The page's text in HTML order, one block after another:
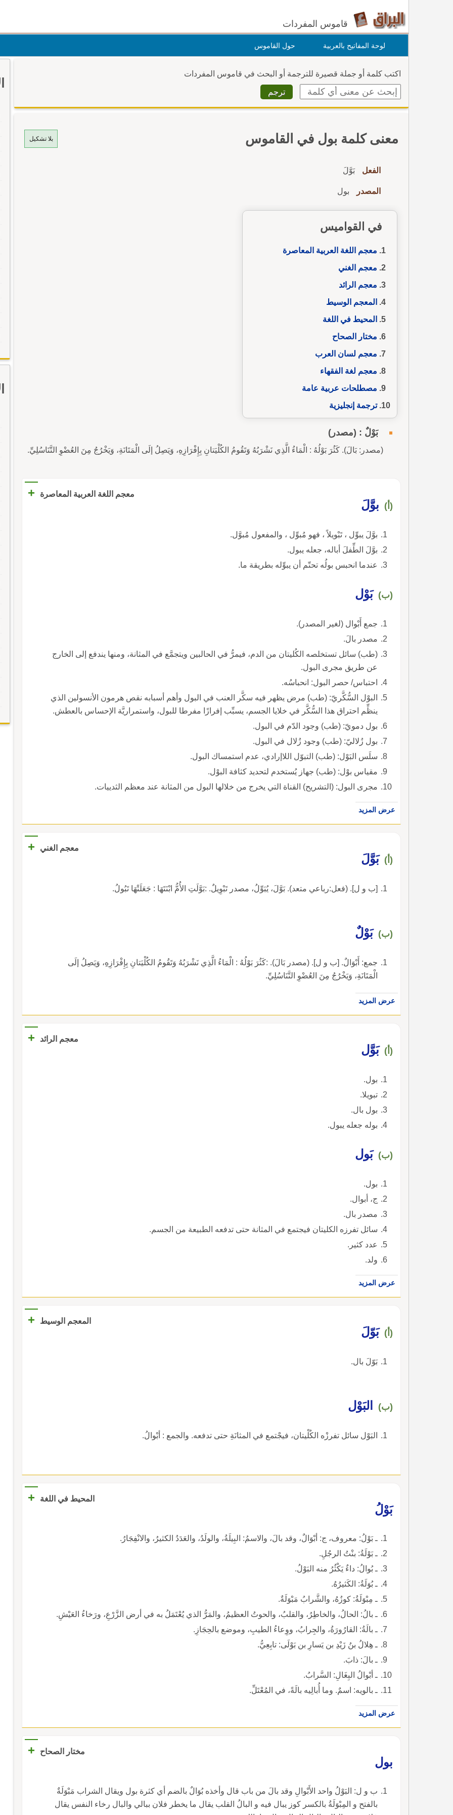
قاموس المفردات
لوحة المفاتيح بالعربية حول القاموس
اكتب كلمة أو جملة قصيرة للترجمة أو البحث في قاموس المفردات
بلا تشكيل معنى كلمة بول في القاموس
الفعل بَوَّلَ
المصدر بول
في القواميس
معجم اللغة العربية المعاصرة
معجم الغني
معجم الرائد
المعجم الوسيط
المحيط في اللغة
مختار الصحاح
معجم لسان العرب
معجم لغة الفقهاء
مصطلحات عربية عامة
ترجمة إنجليزية
بَوْلٌ : (مصدر)
(مصدر: بَالَ). كَثُرَ بَوْلُهُ : الْمَاءُ الَّذِي نَشْرَبُهُ وَتَقُومُ الكُلْيَتانِ بِإِفْرَازِهِ، وَيَصِلُ إلَى الْمَتَانَةِ، وَيَخْرُجُ مِنَ العُضْوِ التَّنَاسُلِيِّ.
معجم اللغة العربية المعاصرة +
(أ) بوَّلَ
بوَّلَ يبوِّل ، تَبْويلاً ، فهو مُبوِّل ، والمفعول مُبوَّل.
بوَّلَ الطِّفلَ أباله، جعله يبول.
عندما انحبس بولُه تحتّم أن يبوِّله بطريقة ما.
(ب) بَوْل
جمع أَبْوال (لغير المصدر).
مصدر بالَ.
(طب) سائل تستخلصه الكُليتان من الدم، فيمرُّ في الحالبين ويتجمَّع في المثانة، ومنها يندفع إلى الخارج
عن طريق مجرى البول.
احتباس/ حصر البول: انحباسُه.
البوْل السُّكَّريّ: (طب) مرض يظهر فيه سكَّر العنب في البول وأهم أسبابه نقص هرمون الأنسولين الذي
ينظِّم احتراق هذا السُّكَّر في خلايا الجسم، يسبِّب إفرازًا مفرطا للبول، واستمراريَّة الإحساس بالعطش.
بول دمويّ: (طب) وجود الدّم في البول.
بول زُلاليّ: (طب) وجود زُلال في البول.
سلَس البَوْل: (طب) التبوّل اللاإرادي، عدم استمساك البول.
مقياس بوْل: (طب) جهاز يُستخدم لتحديد كثافة البوْل.
مجرى البول: (التشريح) القناة التي يخرج من خلالها البول من المثانة عند معظم الثدييات.
عرض المزيد
معجم الغني +
(أ) بَوَّلَ
[ب و ل]. (فعل:رباعي متعد). بَوَّلَ، يُبَوِّلُ، مصدر تَبْوِيلٌ. :بَوَّلَتِ الأُمُّ ابْنَتَهَا : جَعَلَتْهَا تَبُولُ.
(ب) بَوْلٌ
جمع: أَبْوَالٌ. [ب و ل]. (مصدر بَالَ). :كَثُرَ بَوْلُهُ : الْمَاءُ الَّذِي نَشْرَبُهُ وَتَقُومُ الكُلْيَتانِ بِإِفْرَازِهِ، وَيَصِلُ إلَى
الْمَتَانَةِ، وَيَخْرُجُ مِنَ العُضْوِ التَّنَاسُلِيِّ.
عرض المزيد
معجم الرائد +
(أ) بَوَّل
بول.
تبويلا.
بول بال.
بوله جعله يبول.
(ب) بَول
بول.
ج، أبوال.
مصدر بال.
سائل تفرزه الكليتان فيجتمع في المثانة حتى تدفعه الطبيعة من الجسم.
عدد كثير.
ولد.
عرض المزيد
المعجم الوسيط +
(أ) بَوّلَ
بَوّلَ بال.
(ب) البَوْل
البَوْل سائل تفرزْه الكُلْيتان، فيجْتمع في المثانَةِ حتى تدفعه. والجمع : أبْوالُ.
المحيط في اللغة
+
بَوْلُ
ـ بَوْلُ: معروف، ج: أبْوَالٌ، وقد بالَ، والاسمُ: البِيلَةُ، والولَدُ، والعَدَدُ الكثيرُ، والانْفِجَارُ.
ـ بَوْلَةُ: بنْتُ الرجُلِ.
ـ بُوالُ: داءٌ يَكْثُرُ منه البَوْلُ.
ـ بُوَلَةُ: الكَثيرُهُ.
ـ مِبْوَلَةُ: كوزُهُ، والشَّرابُ مَبْوَلَةٌ.
ـ بالُ: الحالُ، والخاطِرُ، والقلبُ، والحوتُ العظيمُ، والمَرُّ الذي يُعْتَمَلُ به في أرض الزَّرْعِ، ورَخاءُ العَيْشِ.
ـ بالَةُ: القارُورَةُ، والجِرابُ، ووِعاءُ الطيبِ، وموضع بالحِجَازِ.
ـ هِلالُ بنُ زَيْدِ بن يَسارِ بن بَوْلَى: تابِعِيُّ.
ـ بالَ: ذابَ.
ـ أبْوالُ البِغَالِ: السَّرابُ.
ـ بالويه: اسمٌ. وما أُبالِيه بالَةً، في المُعْتَلِّ.
عرض المزيد
مختار الصحاح
+
بول
ب و ل: البَوْلُ واحد الأَبْوالِ وقد بالَ من باب قال وأخذه بُوَالٌ بالضم أي كثرة بول ويقال الشراب مَبْوَلَةٌ
بالفتح و المِبْوَلَةُ بالكسر كوز يبال فيه و البالُ القلب يقال ما يخطر فلان ببالي والبال رخاء النفس يقال